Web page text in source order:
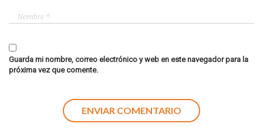
Guarda mi nombre, correo electrónico y web en este navegador para la
próxima vez que comente.